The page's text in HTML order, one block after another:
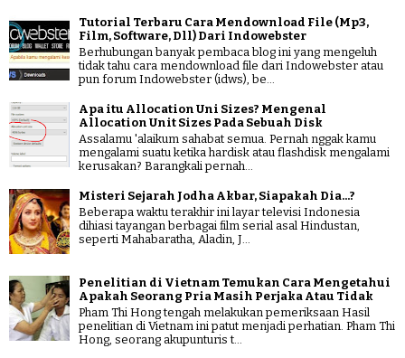
Tutorial Terbaru Cara Mendownload File (Mp3,
Film, Software, Dll) Dari Indowebster
Berhubungan banyak pembaca blog ini yang mengeluh
tidak tahu cara mendownload file dari Indowebster atau
pun forum Indowebster (idws), be...
Apa itu Allocation Uni Sizes? Mengenal
Allocation Unit Sizes Pada Sebuah Disk
Assalamu 'alaikum sahabat semua. Pernah nggak kamu
mengalami suatu ketika hardisk atau flashdisk mengalami
kerusakan? Barangkali pernah...
Misteri Sejarah Jodha Akbar, Siapakah Dia...?
Beberapa waktu terakhir ini layar televisi Indonesia
dihiasi tayangan berbagai film serial asal Hindustan,
seperti Mahabaratha, Aladin, J...
Penelitian di Vietnam Temukan Cara Mengetahui
Apakah Seorang Pria Masih Perjaka Atau Tidak
Pham Thi Hong tengah melakukan pemeriksaan Hasil
penelitian di Vietnam ini patut menjadi perhatian. Pham Thi
Hong, seorang akupunturis t...